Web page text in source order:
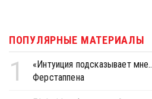
ПОПУЛЯРНЫЕ МАТЕРИАЛЫ
1
«Интуиция подсказывает
Ферстаппена